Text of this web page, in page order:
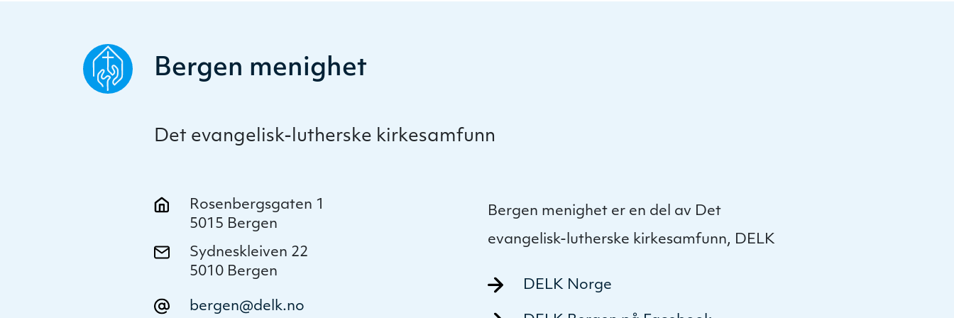
Bergen menighet
Det evangelisk-lutherske kirkesamfunn
Rosenbergsgaten 1
5015 Bergen
Sydneskleiven 22
5010 Bergen
bergen@delk.no
Bergen menighet er en del av Det
evangelisk-lutherske kirkesamfunn, DELK
DELK Norge